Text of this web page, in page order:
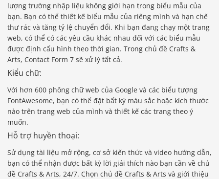
lượng trường nhập liệu không giới hạn trong biểu mẫu của
bạn. Bạn có thể thiết kế biểu mẫu của riêng mình và hạn chế
thư rác và tăng tỷ lệ chuyển đổi. Khi bạn đang chạy một trang
web, có thể có các yêu cầu khác nhau đối với các biểu mẫu
được định cấu hình theo thời gian. Trong chủ đề Crafts &
Arts, Contact Form 7 sẽ xử lý tất cả.
Kiểu chữ:
Với hơn 600 phông chữ web của Google và các biểu tượng
FontAwesome, bạn có thể đặt bất kỳ màu sắc hoặc kích thước
nào trên trang web của mình và thiết kế các trang theo ý
muốn.
Hỗ trợ huyền thoại:
Sử dụng tài liệu mở rộng, cơ sở kiến ​​thức và video hướng dẫn,
bạn có thể nhận được bất kỳ lời giải thích nào bạn cần về chủ
đề Crafts & Arts, 24/7. Chọn chủ đề Crafts & Arts và giới thiệu